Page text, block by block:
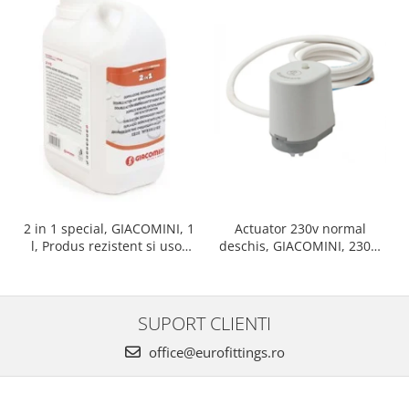
2 in 1 special, GIACOMINI, 1
l, Produs rezistent si usor
Actuator 230v normal
deschis, GIACOMINI, 230v,
Prindere clip clap
SUPORT CLIENTI
office@eurofittings.ro